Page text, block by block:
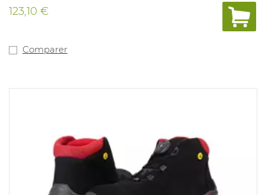
123,10 €
Comparer